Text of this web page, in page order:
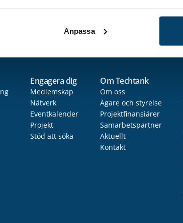
Anpassa
Engagera dig
Medlemskap
Nätverk
Eventkalender
Projekt
Stöd att söka
Om Techtank
Om oss
Ägare och styrelse
Projektfinansiärer
Samarbetspartner
Aktuellt
Kontakt